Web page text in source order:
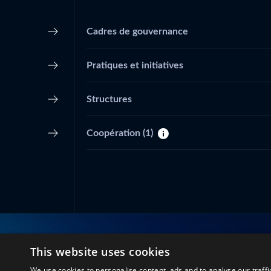
Cadres de gouvernance
Pratiques et initiatives
Structures
Coopération (1)
This website uses cookies